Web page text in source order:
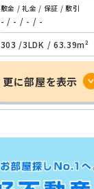
敷金 / 礼金 / 保証 / 敷引
- / - / - / -
303 /3LDK / 63.39m²
更に部屋を表示